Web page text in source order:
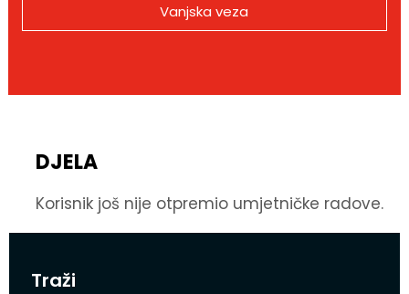
Traži
Vanjska veza
DJELA
Korisnik još nije otpremio umjetničke radove.